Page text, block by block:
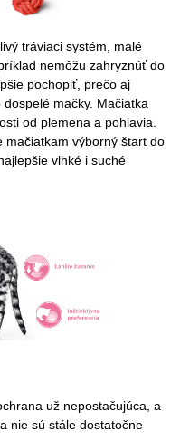
tráviaci systém, malé
nemôžu zahryznúť do
pochopiť, prečo aj
mačky. Mačiatka
od plemena a pohlavia.
mačiatkam výborný štart do
vlhké i suché
už nepostačujúca, a
nie sú stále dostatočne